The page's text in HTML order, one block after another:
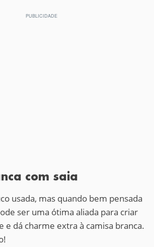
com saia
usada, mas quando bem pensada
ser uma ótima aliada para criar
e dá charme extra à camisa branca.